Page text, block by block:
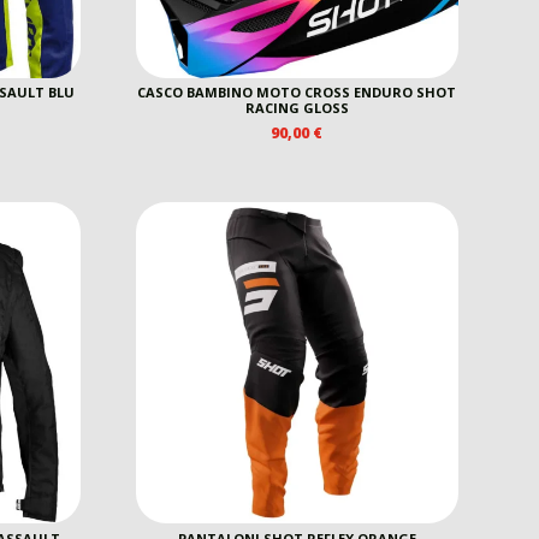
BLU
CASCO BAMBINO MOTO CROSS ENDURO SHOT
RACING GLOSS
90,00€